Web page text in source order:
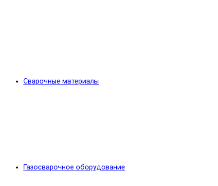
Сварочные материалы
Газосварочное оборудование